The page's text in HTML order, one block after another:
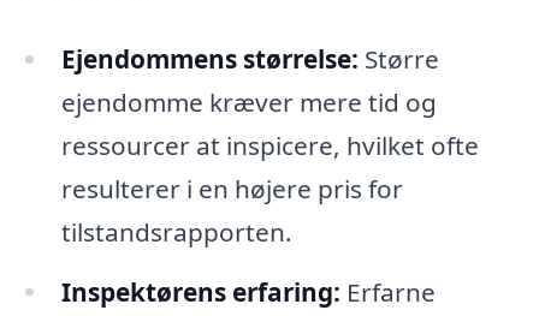
Ejendommens størrelse: Større
ejendomme kræver mere tid og
ressourcer at inspicere, hvilket ofte
resulterer i en højere pris for
tilstandsrapporten.
Inspektørens erfaring: Erfarne